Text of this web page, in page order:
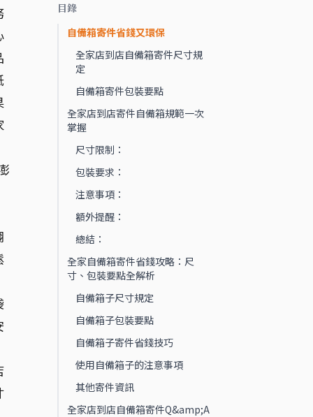
目錄
自備箱寄件省錢又環保
全家店到店自備箱寄件尺寸規
定
自備箱寄件包裝要點
全家店到店寄件自備箱規範一次
掌握
尺寸限制：
包裝要求：
注意事項：
額外提醒：
總結：
全家自備箱寄件省錢攻略：尺
寸、包裝要點全解析
自備箱子尺寸規定
自備箱子包裝要點
自備箱子寄件省錢技巧
使用自備箱子的注意事項
其他寄件資訊
全家店到店自備箱寄件Q&amp;A